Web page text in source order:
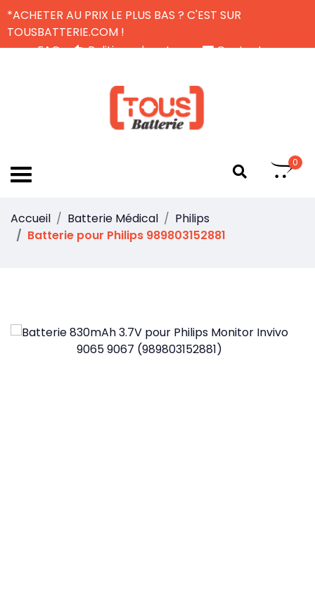
*ACHETER AU PRIX LE PLUS BAS ? C'EST SUR
TOUSBATTERIE.COM !
FAQ
Politique de retour
Contactez-nous
0
Accueil Batterie Médical
Philips
Batterie pour Philips 989803152881